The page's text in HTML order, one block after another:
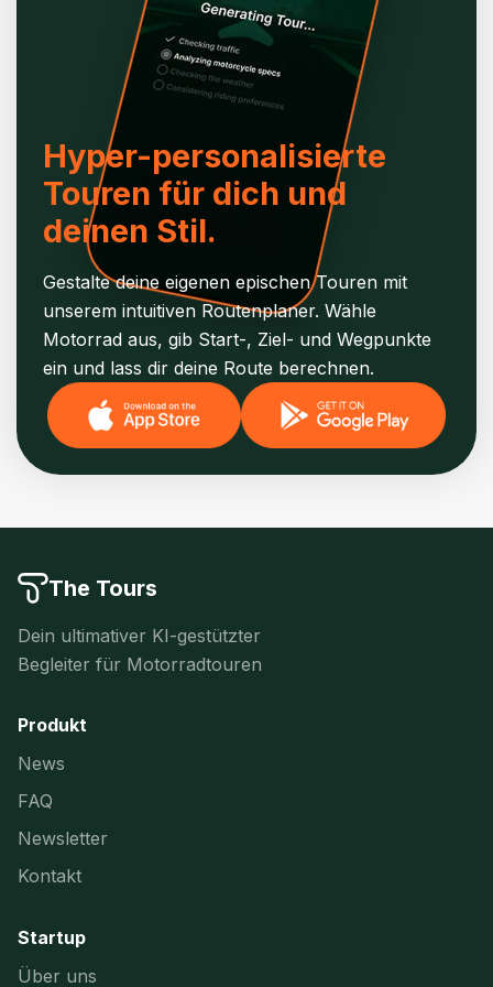
Hyper-personalisierte
Touren für dich und
deinen Stil.
Gestalte deine eigenen epischen Touren mit
unserem intuitiven Routenplaner. Wähle
Motorrad aus, gib Start-, Ziel- und Wegpunkte
ein und lass dir deine Route berechnen.
The Tours
Dein ultimativer KI-gestützter
Begleiter für Motorradtouren
Produkt
News
FAQ
Newsletter
Kontakt
Startup
Über uns